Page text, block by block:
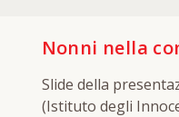
ottimi livelli di
disagio sociale ed
infrastrutture
Nonni nella
Slide della